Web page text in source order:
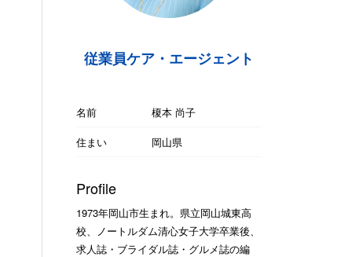
従業員ケア・エージェント
名前
榎本 尚子
住まい
岡山県
Profile
1973年岡山市生まれ。県立岡山城東高
校、ノートルダム清心女子大学卒業後、
求人誌・ブライダル誌・グルメ誌の編